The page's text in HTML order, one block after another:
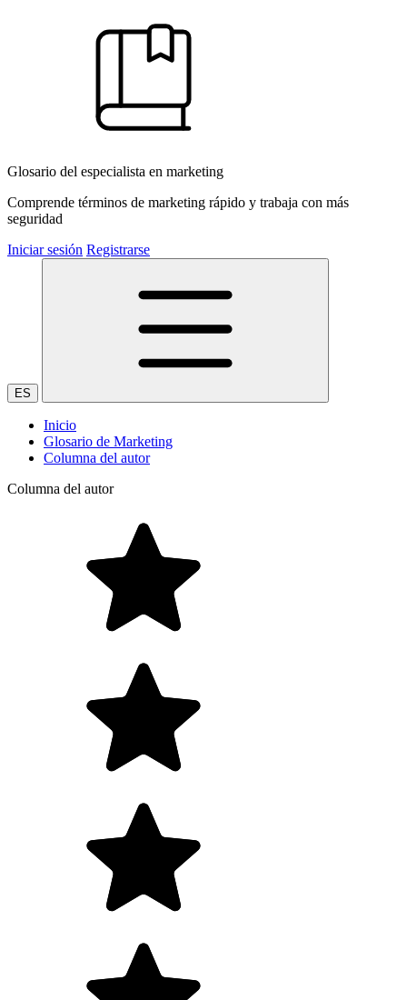
Glosario del especialista en marketing
Comprende términos de marketing rápido y trabaja con más
seguridad
Iniciar sesión Registrarse
ES
Inicio
Glosario de Marketing
Columna del autor
Columna del autor